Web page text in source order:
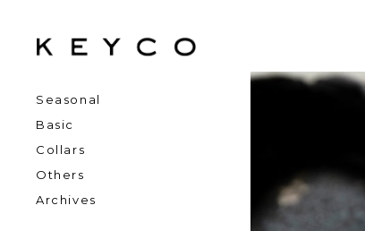
Seasonal
Basic
Collars
Others
Archives